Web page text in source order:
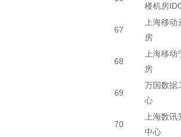
楼机房
67
上海移
房
68
上海移
房
69
万国数据
心
70
上海数
中心